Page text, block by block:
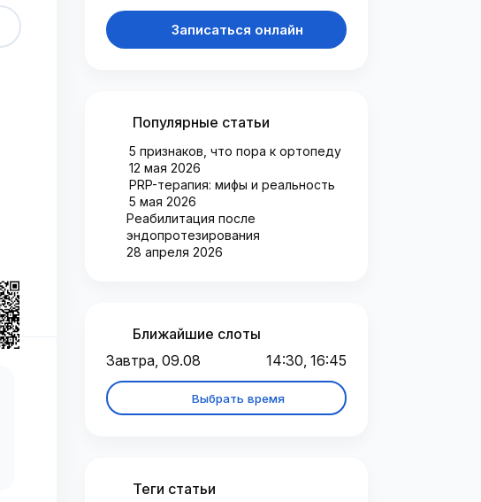
Записаться онлайн
Популярные статьи
5 признаков, что пора к ортопеду
12 мая 2026
PRP-терапия: мифы и реальность
5 мая 2026
Реабилитация после
эндопротезирования
28 апреля 2026
Ближайшие слоты
Завтра, 09.08
14:30, 16:45
Выбрать время
Теги статьи